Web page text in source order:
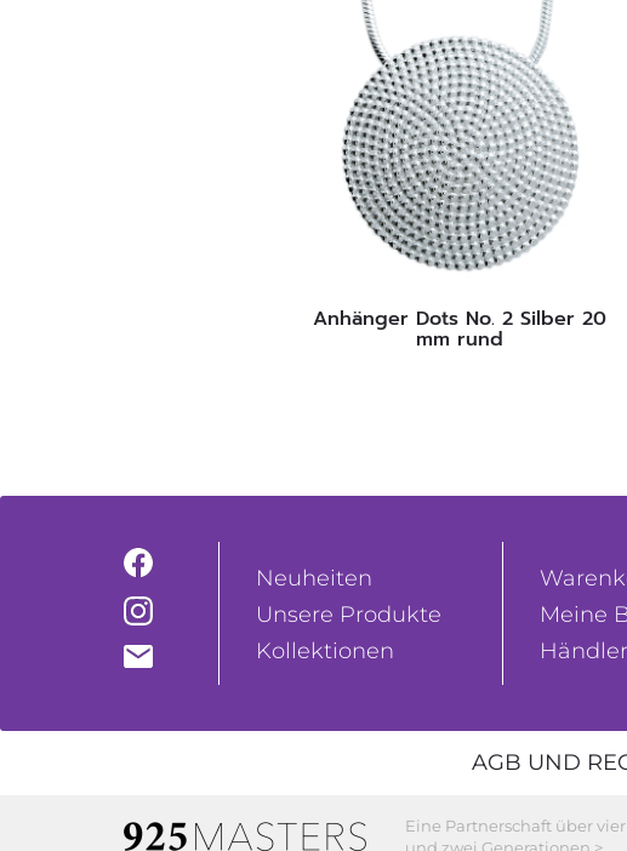
Anhänger Dots No. 2 Silber 20
mm rund
Neuheiten
Unsere Produkte
Kollektionen
Meine
AGB UND
Eine Partnerschaft über